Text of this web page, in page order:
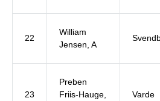
22
William
Jensen, A
23
Preben
Friis-Hauge,
Varde